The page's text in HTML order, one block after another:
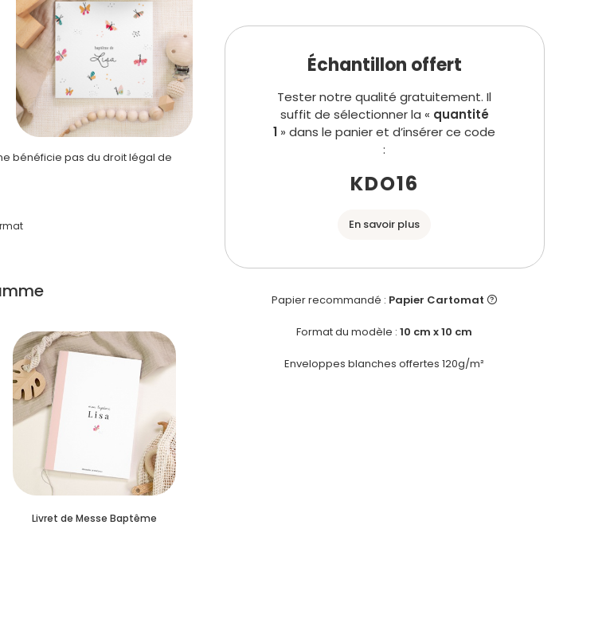
Papier recommandé : Papier Cartomat
Format du modèle : 10 cm x 10 cm
Enveloppes blanches offertes 120g/m²
Échantillon offert
Tester notre qualité gratuitement. Il
suffit de sélectionner la « quantité
1 » dans le panier et d’insérer ce code
:
KDO16
En savoir plus
bénéficie pas du droit légal de
Livret de Messe Baptême